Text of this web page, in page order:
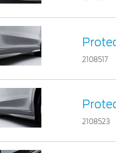
2108517
2108523